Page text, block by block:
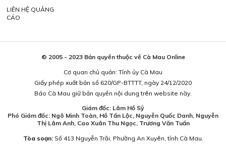
LIÊN HỆ QUẢNG
CÁO
© 2005 - 2023 Bản quyền thuộc về Cà Mau Online
Cơ quan chủ quản: Tỉnh ủy Cà Mau
Giấy phép xuất bản số 620/GP-BTTTT, ngày 24/12/2020
Báo Cà Mau giữ bản quyền nội dung trên website này.
Giám đốc: Lâm Hồ Sỹ
Phó Giám đốc: Ngô Minh Toàn, Hồ Tấn Lộc, Nguyễn Quốc Danh, Nguyễn
Thị Lâm Anh, Cao Xuân Thu Ngọc, Trương Văn Tuấn
Tòa soạn:Số 413 Nguyễn Trãi, Phường An Xuyên, tỉnh Cà Mau.